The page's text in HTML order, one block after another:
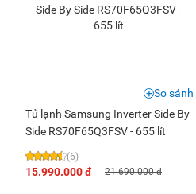
Tủ lạnh Samsung Inverter Side By
Side RS70F65Q3FSV - 655 lít
(6)
15.990.000 đ 21.690.000 đ
So sánh